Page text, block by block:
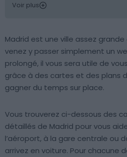
Voir plus
Madrid est une ville assez
venez y passer simplement un
prolongé, il vous sera utile de
grâce à des cartes et des plans
gagner du temps sur place.
Vous trouverez ci-dessous des
détaillés de Madrid pour vous
l’aéroport, à la gare centrale ou
arrivez en voiture. Pour chacune